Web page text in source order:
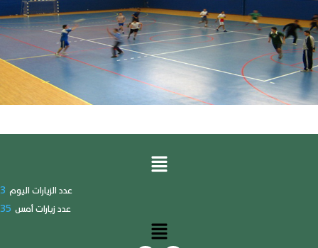
عدد الزيارات اليوم 3
عدد زيارات أمس 35